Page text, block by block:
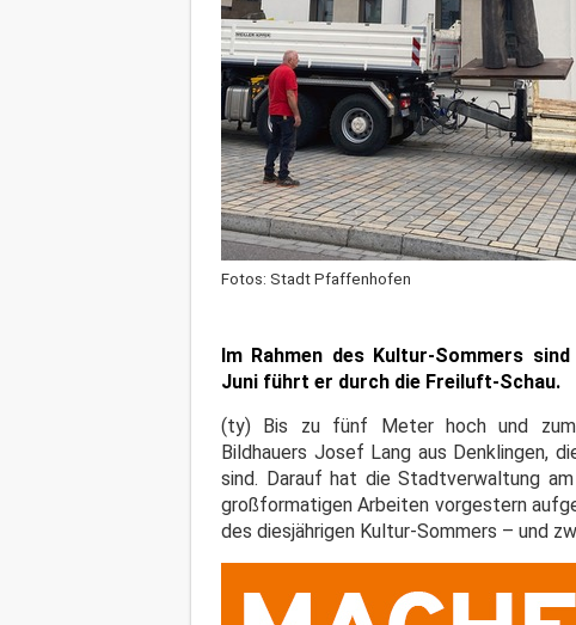
Fotos: Stadt Pfaffenhofen
Im Rahmen des Kultur-Sommers
Juni führt er durch die Freiluft-Schau.
(ty) Bis zu fünf Meter hoch und
Bildhauers Josef Lang aus Denklingen,
sind. Darauf hat die Stadtverwaltung
großformatigen Arbeiten vorgestern
des diesjährigen Kultur-Sommers – und